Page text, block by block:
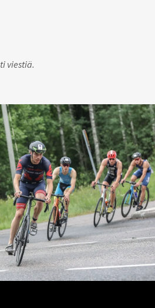
viestiä.